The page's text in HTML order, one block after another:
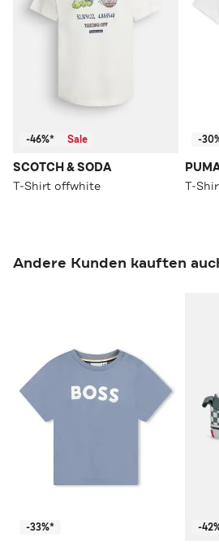
-46%* Sale
SCOTCH & SODA
T-Shirt offwhite
-
T-
Andere Kunden kauften
-33%* -